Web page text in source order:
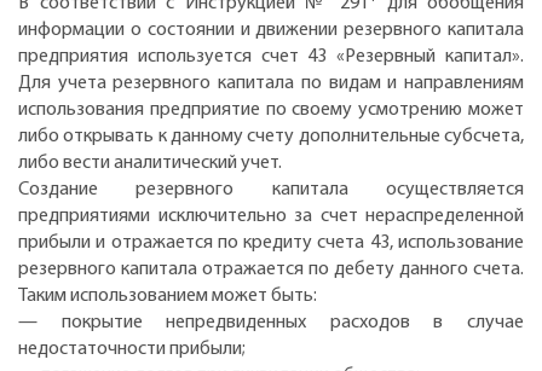
информации о состоянии и движении резервного капитала
предприятия используется счет 43 «Резервный капитал».
Для учета резервного капитала по видам и направлениям
использования предприятие по своему усмотрению может
либо открывать к данному счету дополнительные субсчета,
либо вести аналитический учет.
Создание резервного капитала осуществляется
предприятиями исключительно за счет нераспределенной
прибыли и отражается по кредиту счета 43, использование
резервного капитала отражается по дебету данного счета.
Таким использованием может быть:
— покрытие непредвиденных расходов в случае
недостаточности прибыли;